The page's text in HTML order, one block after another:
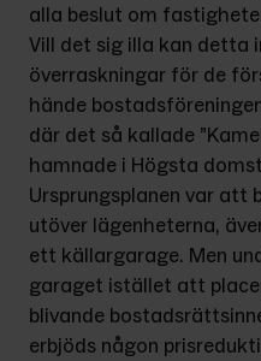
alla beslut om
Vill det sig illa kan detta
överraskningar för de
hände
där det så kallade
hamnade i Högsta
Ursprungsplanen var att
utöver lägenheterna,
ett källargarage. Men
garaget istället att
blivande
erbjöds någon